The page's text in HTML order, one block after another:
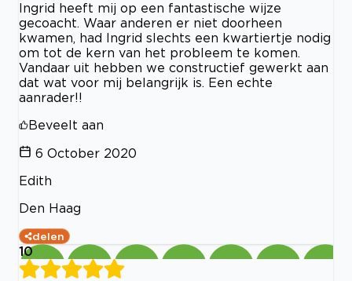
Ingrid heeft mij op een fantastische wijze
gecoacht. Waar anderen er niet doorheen
kwamen, had Ingrid slechts een kwartiertje nodig
om tot de kern van het probleem te komen.
Vandaar uit hebben we constructief gewerkt aan
dat wat voor mij belangrijk is. Een echte
aanrader!!
Beveelt aan
6 October 2020
Edith
Den Haag
delen
10